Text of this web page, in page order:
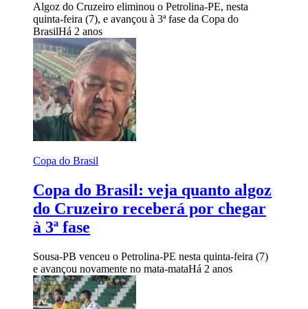
Algoz do Cruzeiro eliminou o Petrolina-PE, nesta
quinta-feira (7), e avançou à 3ª fase da Copa do
BrasilHá 2 anos
Copa do Brasil
Copa do Brasil: veja quanto algoz
do Cruzeiro receberá por chegar
à 3ª fase
Sousa-PB venceu o Petrolina-PE nesta quinta-feira (7)
e avançou novamente no mata-mataHá 2 anos